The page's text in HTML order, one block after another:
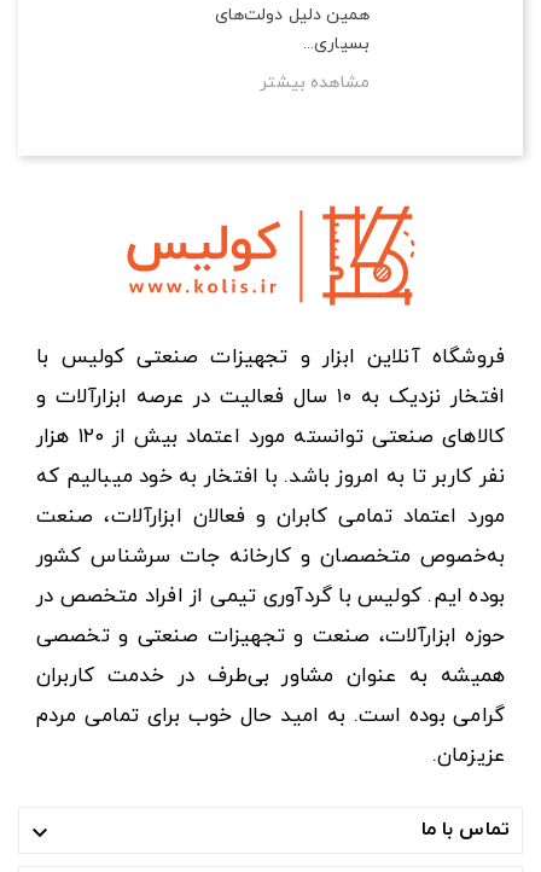
همین دلیل دولت‌های
بسیاری...
مشاهده بیشتر
فروشگاه آنلاین ابزار و تجهیزات صنعتی کولیس با
افتخار نزدیک به ۱۰ سال فعالیت در عرصه ابزارآلات و
کالاهای صنعتی توانسته مورد اعتماد بیش از ۱۲۰ هزار
نفر کاربر تا به امروز باشد. با افتخار به خود میبالیم که
مورد اعتماد تمامی کابران و فعالان ابزارآلات، صنعت
به‌خصوص متخصصان و کارخانه جات سرشناس کشور
بوده ایم. کولیس با گردآوری تیمی از افراد متخصص در
حوزه ابزارآلات، صنعت و تجهیزات صنعتی و تخصصی
همیشه به عنوان مشاور بی‌طرف در خدمت کاربران
گرامی بوده است. به امید حال خوب برای تمامی مردم
عزیزمان.
تماس با ما 